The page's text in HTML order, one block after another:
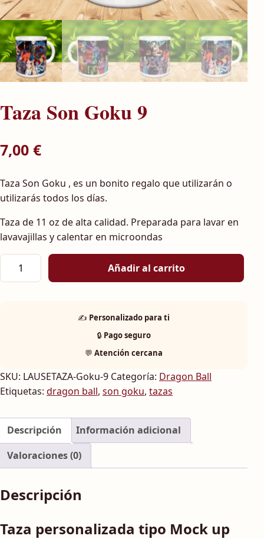
Taza Son Goku 9
7,00 €
Taza Son Goku , es un bonito regalo que utilizarán o
utilizarás todos los días.
Taza de 11 oz de alta calidad. Preparada para lavar en
lavavajillas y calentar en microondas
Taza Son Goku 9 cantidad
Añadir al carrito
✍️ Personalizado para ti
🔒 Pago seguro
💬 Atención cercana
SKU: LAUSETAZA-Goku-9 Categoría: Dragon Ball
Etiquetas: dragon ball, son goku, tazas
Descripción
Información adicional
Valoraciones (0)
Descripción
Taza personalizada tipo Mock up